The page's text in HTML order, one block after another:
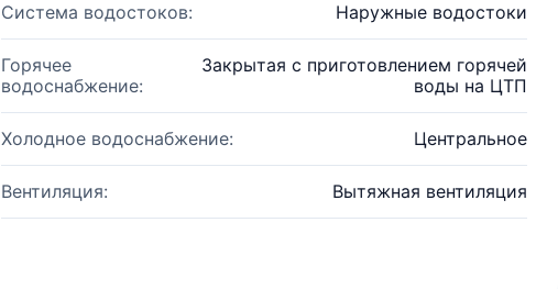
Система водостоков: Наружные водостоки
Горячее
водоснабжение:
Закрытая с приготовлением горячей
воды на ЦТП
Холодное водоснабжение: Центральное
Вентиляция: Вытяжная вентиляция